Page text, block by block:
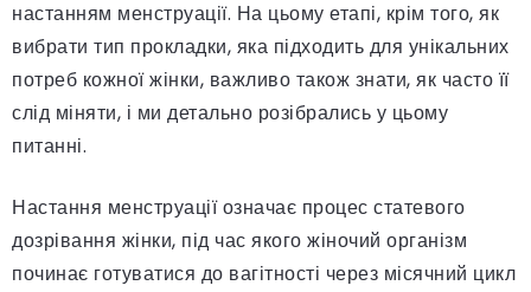
настанням менструації. На цьому етапі, крім того, як
вибрати тип прокладки, яка підходить для унікальних
потреб кожної жінки, важливо також знати, як часто її
слід міняти, і ми детально розібрались у цьому
питанні.
Настання менструації означає процес статевого
дозрівання жінки, під час якого жіночий організм
починає готуватися до вагітності через місячний цикл